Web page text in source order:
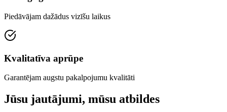
Piedāvājam dažādus vizīšu laikus
Kvalitatīva aprūpe
Garantējam augstu pakalpojumu kvalitāti
Jūsu jautājumi, mūsu atbildes